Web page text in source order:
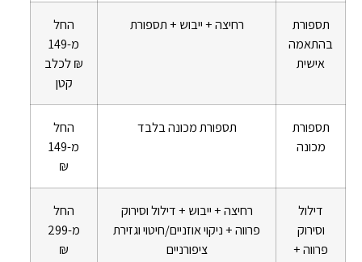
תספורת
בהתאמה
אישית
רחיצה + ייבוש + תספורת
החל
מ-149
₪ לכלב
קטן
תספורת
מכונה
תספורת מכונה בלבד
החל
מ-149
₪
דילול
וסירוק
פרווה +
רחיצה + ייבוש + דילול וסירוק
פרווה + ניקוי אוזניים/חיטוי וגזירת
ציפורניים
החל
מ-299
₪